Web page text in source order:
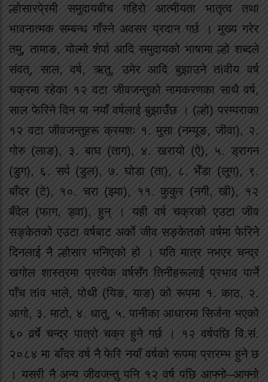
ल्होसारपे्रमी समुदायबीच गहिरो आत्मीयता भातृत्व तथा
भावनात्मक सम्बन्ध गाँस्ने अवसर प्रदान गर्छ । मुख्य गरेर
तमु, तामाङ, योल्मो शेर्पा आदि समुदायको भाषामा ल्हो शब्दले
संवत्, साल, वर्ष, ऋतु, उमेर आदि बुझाउने तìवीय वर्ष
चक्रमा रहेका १२ वटा जीवजन्तुको नामकरणका साथै वर्ष,
साल फेरिने दिन या नयाँ वर्षलाई बुझाउँछ । (ल्हो) परम्पराका
१२ वटा जीवजन्तुहरू क्रमशः १. मुसा (नम्यूङ, जीवा), २.
गोरु (लाङ), ३. बाघ (ताग), ४. खरायो (ऐ), ५. ड्रागन
(डुग), ६. सर्प (डुल), ७. घोडा (ता), ८. भेँडा (लुग), ९.
बाँदर (टे), १०. चरा (झ्या), ११. कुकुर (नगी, खी), १२
बँदेल (फाग, ड्वा), हुन् । यही वर्ष चक्रको एउटा जीव
सङ्केतको एउटा वर्षबाट अर्काे जीव सङ्केतको वर्षमा फेरिने
दिनलाई नै ल्होसार भनिएको हो । यति मात्र नभएर चन्द्र
खगोल शास्त्रमा प्रत्येक वर्षसँग तिनीहरूलाई प्रभाव पार्ने
पाँच तìव भाले, पोथी (यिङ, याङ) को रूपमा १. काठ, २.
आगो, ३. माटो, ४. धातु, ५. पानीका आधारमा सिर्जना भएको
६० वर्र्षे चन्द्र पात्रो चक्र हुने गर्छ । १२ वर्षपछि वि.सं.
२०८४ मा बाँदर वर्ष नै फेरि नयाँ वर्षको रूपमा प्रारम्भ हुने छ
। यसरी नै अन्य जीवजन्तु पनि १२ वर्ष पछि आफ्नो–आफ्नो